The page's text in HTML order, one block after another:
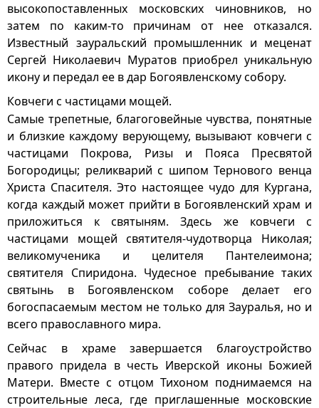
высокопоставленных московских чиновников, но
затем по каким-то причинам от нее отказался.
Известный зауральский промышленник и меценат
Сергей Николаевич Муратов приобрел уникальную
икону и передал ее в дар Богоявленскому собору.
Ковчеги с частицами мощей.
Самые трепетные, благоговейные чувства, понятные
и близкие каждому верующему, вызывают ковчеги с
частицами Покрова, Ризы и Пояса Пресвятой
Богородицы; реликварий с шипом Тернового венца
Христа Спасителя. Это настоящее чудо для Кургана,
когда каждый может прийти в Богоявленский храм и
приложиться к святыням. Здесь же ковчеги с
частицами мощей святителя-чудотворца Николая;
великомученика и целителя Пантелеимона;
святителя Спиридона. Чудесное пребывание таких
святынь в Богоявленском соборе делает его
богоспасаемым местом не только для Зауралья, но и
всего православного мира.
Сейчас в храме завершается благоустройство
правого придела в честь Иверской иконы Божией
Матери. Вместе с отцом Тихоном поднимаемся на
строительные леса, где приглашенные московские